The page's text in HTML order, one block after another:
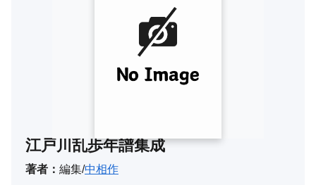
江戸川乱歩年譜集成
著者： 編集/中相作